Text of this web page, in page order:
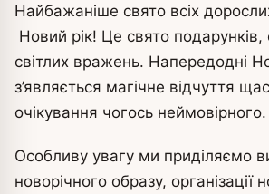
Найбажаніше свято всіх
Новий рік! Це свято подарунків,
світлих вражень. Напередодні
з’являється магічне відчуття
очікування чогось неймовірного.
Особливу увагу ми приділяємо
новорічного образу, організації